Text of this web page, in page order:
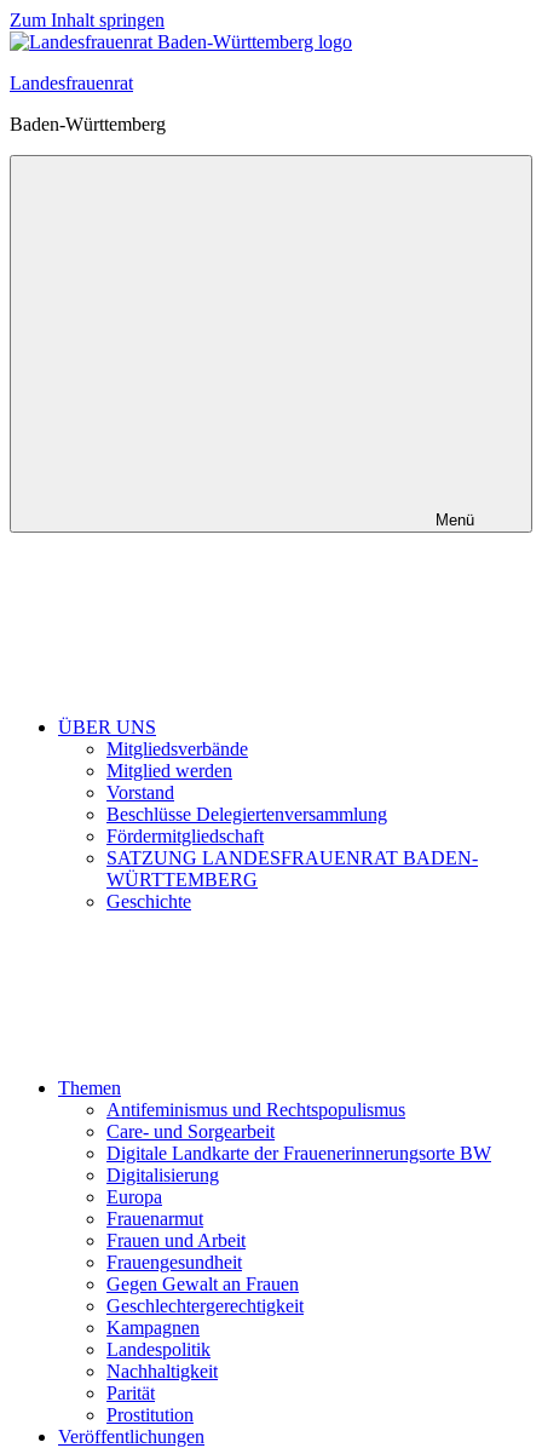
Zum Inhalt springen
Landesfrauenrat
Baden-Württemberg
Menü
ÜBER UNS
Mitgliedsverbände
Mitglied werden
Vorstand
Beschlüsse Delegiertenversammlung
Fördermitgliedschaft
SATZUNG LANDESFRAUENRAT BADEN-
WÜRTTEMBERG
Geschichte
Themen
Antifeminismus und Rechtspopulismus
Care- und Sorgearbeit
Digitale Landkarte der Frauenerinnerungsorte BW
Digitalisierung
Europa
Frauenarmut
Frauen und Arbeit
Frauengesundheit
Gegen Gewalt an Frauen
Geschlechtergerechtigkeit
Kampagnen
Landespolitik
Nachhaltigkeit
Parität
Prostitution
Veröffentlichungen